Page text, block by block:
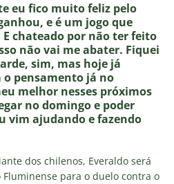
eu fico muito feliz pelo
e é um jogo que
chateado por não ter feito
não vai me abater. Fiquei
sim, mas hoje já
o pensamento já no
melhor nesses próximos
no domingo e poder
vim ajudando e fazendo
dos chilenos, Everaldo será
para o duelo contra o